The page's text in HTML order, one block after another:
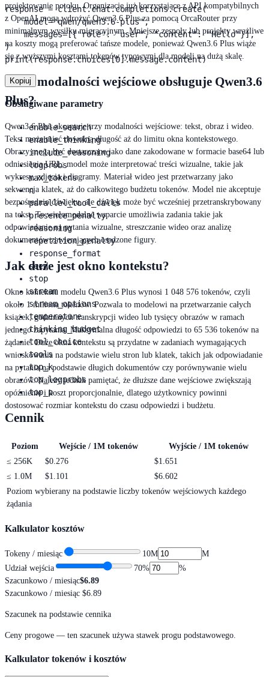
projektowanie potoku. Organizacje już korzystające z API kompatybilnych
z OpenAI mogą wdrożyć Qwen3.6 Plus za pomocą OrcaRouter przy
minimalnym wysiłku migracyjnym. Mniejsze zespoły lub projekty wrażliwe
na koszty mogą preferować tańsze modele, ponieważ Qwen3.6 Plus wiąże
się z wyższymi kosztami tokenów typowymi dla modeli na dużą skalę.
Jakie modalności wejściowe obsługuje Qwen3.6
Plus?
Qwen3.6 Plus akceptuje trzy modalności wejściowe: tekst, obraz i wideo.
Tekst może mieć dowolną długość aż do limitu okna kontekstowego.
Obrazy mogą być dostarczane jako dane zakodowane w formacie base64 lub
odniesienia URL; model może interpretować treści wizualne, takie jak
wykresy, zdjęcia i diagramy. Materiał wideo jest przetwarzany jako
sekwencja klatek, aż do całkowitego budżetu tokenów. Model nie akceptuje
bezpośrednio dźwięku, ale dźwięk może być wcześniej przetranskrybowany
na tekst. To wielomodalne wsparcie umożliwia zadania takie jak
odpowiadanie na pytania wizualne, streszczanie wideo oraz analizę
dokumentów zawierających osadzone figury.
Jak duże jest okno kontekstu?
Okno kontekstu modelu Qwen3.6 Plus wynosi 1 048 576 tokenów, czyli
około 1 miliona tokenów. Pozwala to modelowi na przetwarzanie całych
książek, godzinnych transkrypcji wideo lub tysięcy obrazów w ramach
jednego zapytania. Maksymalna długość odpowiedzi to 65 536 tokenów na
żądanie. Duże okna kontekstu są przydatne w zadaniach wymagających
wnioskowania na podstawie wielu stron lub klatek, takich jak odpowiadanie
na pytania na podstawie długich dokumentów czy porównywanie wielu
obrazów. Należy jednak pamiętać, że dłuższe dane wejściowe zwiększają
opóźnienie i koszt proporcjonalnie, dlatego użytkownicy powinni
dostosować rozmiar kontekstu do czasu odpowiedzi i budżetu.
response = client.chat.completions.create(
    model="qwen/qwen3.6-plus",
    messages=[{"role": "user", "content": "Hello"}],
)
print(response.choices[0].message.content)
Kopiuj
Obsługiwane parametry
enable_search
enable_thinking
include_reasoning
logprobs
max_tokens
n
parallel_tool_calls
presence_penalty
reasoning
repetition_penalty
response_format
seed
stop
stream
stream_options
temperature
thinking_budget
tool_choice
tools
top_k
top_logprobs
top_p
Cennik
Poziom Wejście / 1M tokenów
Wyjście / 1M tokenów
≤ 256K $0.276
$1.651
≤ 1.0M $1.101
$6.602
Poziom wybierany na podstawie liczby tokenów wejściowych każdego
żądania
Kalkulator kosztów
Tokeny / miesiąc 10M
M
Udział wejścia
70%
%
Szacunkowo / miesiąc$6.89
Szacunkowo / miesiąc $6.89
Szacunek na podstawie cennika
Ceny progowe — ten szacunek używa stawek progu podstawowego.
Kalkulator tokenów i kosztów